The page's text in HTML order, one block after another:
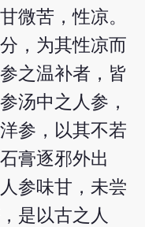
微苦，性凉。
，为其性凉而
之温补者，皆
汤中之人参，
参，以其不若
膏逐邪外出
参味甘，未尝
是以古之人